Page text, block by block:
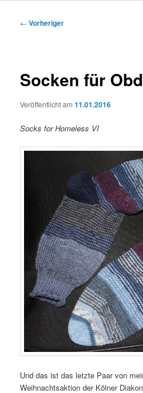
Beitragsnavigation
← Vorheriger
Socken für
Veröffentlicht am11.01.2016
Socks for Homeless VI
Und das ist das letzte Paar von
Weihnachtsaktion der Kölner